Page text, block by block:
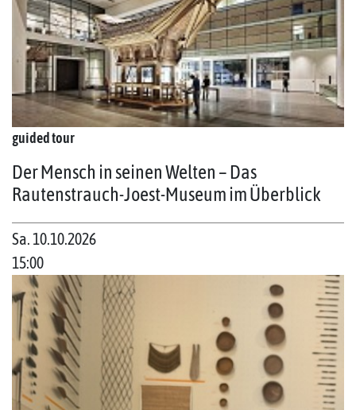
guided tour
Der Mensch in seinen Welten – Das
Rautenstrauch-Joest-Museum im Überblick
Sa. 10.10.2026
15:00